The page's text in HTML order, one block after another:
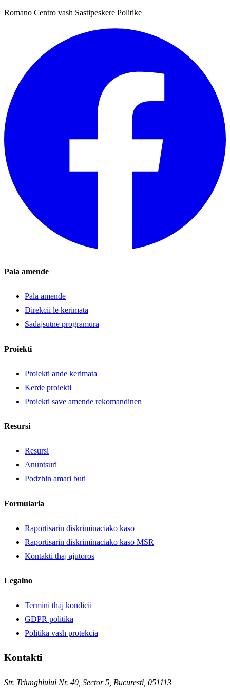
Romano Centro vash Sastipeskere Politike
Pala amende
Pala amende
Direkcii le kerimata
Sadajsutne programura
Proiekti
Proiekti ande kerimata
Kerde proiekti
Proiekti save amende rekomandinen
Resursi
Resursi
Anuntsuri
Podzhin amari buti
Formularia
Raportisarin diskriminaciako kaso
Raportisarin diskriminaciako kaso MSR
Kontakti thaj ajutoros
Legalno
Termini thaj kondicii
GDPR politika
Politika vash protekcia
Kontakti
Str. Triunghiului Nr. 40, Sector 5, Bucuresti, 051113